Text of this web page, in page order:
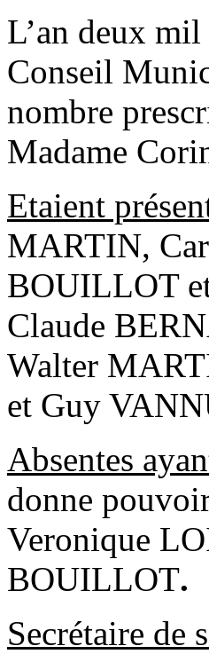
L’an deux
Conseil
nombre
Madame
Etaient
MARTIN,
BOUILLOT
Claude
Walter
et Guy
Absentes
donne
Veronique
BOUILLOT.
Secrétaire de